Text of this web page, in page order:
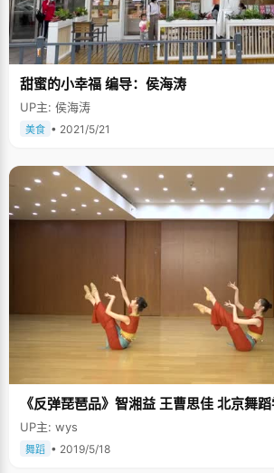
会给学生提供很多的经验和重点，不管多累，多困，
牙坚持将每一点知识都认真记下来，再往后的复习，
了。"坚持是成功与失败的分水岭，最关键不是你看
你如何能坚持下来。" 韦薇说："我们要在人生的路上找一个很好的目标，努
高处的人。我考上北大是必然的，因为我已经付出了很多
古，沉重的历史让我选择了法律 从小时候开始，爸爸就很注重培养韦薇的读
书习惯，他常说："书上可以告诉你一些电视上看不
差回来，都会给韦薇带很多书，没有漫画和画报，都
高考结束的第二天，韦薇全家人一起跑到故宫，将
着那些红墙黄瓦，残缺不全的青石地砖，韦薇感觉看
久的历史文化感如一块石头沉甸甸的放进了心里。
被八国联军的刺刀割得伤痕遍布，如今已经锈迹斑斑
不堪，韦薇说这是对自己最好的一种历史教育，感
中国人都应该有的责任，于是，在大学选专业的时
他一个沉重的打击，比如在法律课上学到了很好很
与爸爸交流的时候，爸爸又会告诉他一些现实法律的
酷，但是这更好的帮助了韦薇去正确客观的认识这个
深入地思考一些东西。 韦薇有一个小理想，就是学成以后，希望以后能进检
察院工作或者当律师，能够为在社会上遇到不公平待
不公的女人们提供法律援助，为他们尽自己的一点微薄之力。
速，说话干净明快，身上透出一种超越年龄的成熟
有正在奋斗的学习们说："高考不是黑色的，它是金
炉，只要你有闪光点，就能在高考的熔炉中锻造出一
甜蜜的小幸福 编导：侯海涛
UP主: 侯海涛
美食 • 2021/5/21
《反弹琵琶品》智湘益 王曹思佳 北京舞
UP主: wys
舞蹈 • 2019/5/18